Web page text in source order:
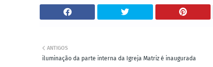
ANTIGOS
iluminação da parte interna da Igreja Matriz é inaugurada